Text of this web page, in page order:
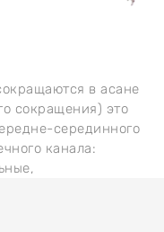
в асане
сокращения) это
серединного
канала: